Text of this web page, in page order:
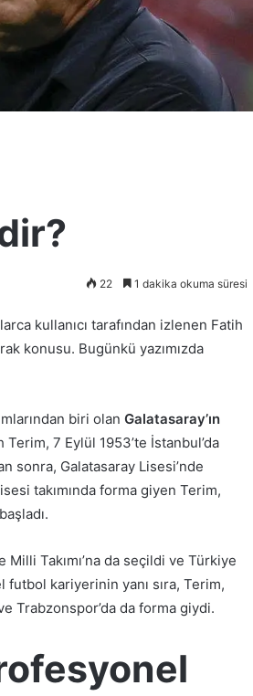
22 1 dakika okuma süresi
kullanıcı tarafından izlenen Fatih
konusu. Bugünkü yazımızda
biri olan Galatasaray’ın
7 Eylül 1953’te İstanbul’da
sonra, Galatasaray Lisesi’nde
takımında forma giyen Terim,
Takımı’na da seçildi ve Türkiye
futbol kariyerinin yanı sıra, Terim,
Trabzonspor’da da forma giydi.